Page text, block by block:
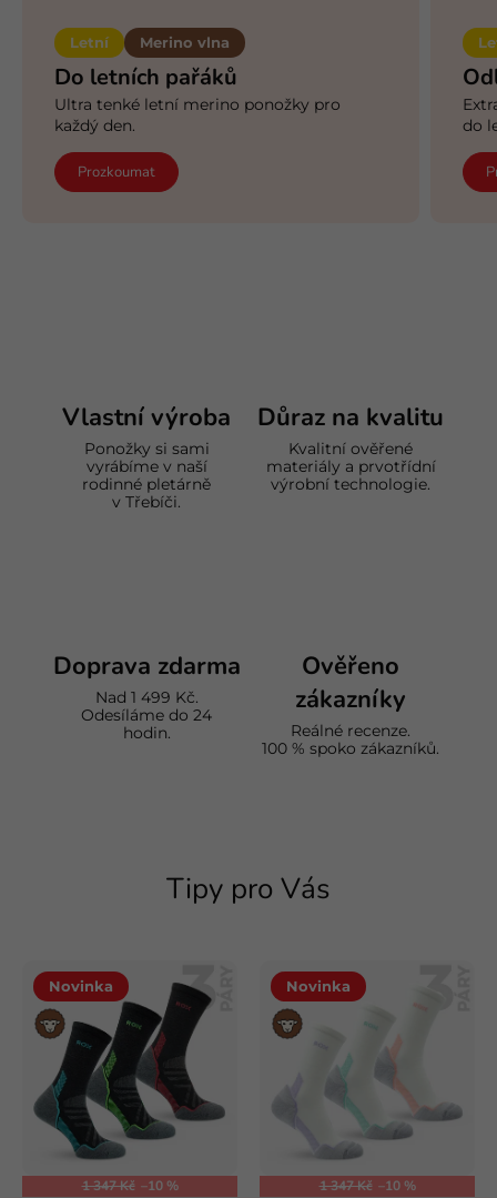
Letní Merino vlna
Do letních pařáků
Ultra tenké letní merino ponožky pro
každý den.
Prozkoumat
do
Vlastní výroba
Ponožky si sami
vyrábíme v naší
rodinné pletárně
v Třebíči.
Důraz na kvalitu
Kvalitní ověřené
materiály a prvotřídní
výrobní technologie.
Doprava zdarma
Nad 1 499 Kč.
Odesíláme do 24
hodin.
Ověřeno
zákazníky
Reálné recenze.
100 % spoko zákazníků.
Tipy pro Vás
Novinka
Merino
vlna
1 347 Kč –10 %
Novinka
Merino
vlna
1 347 Kč –10 %